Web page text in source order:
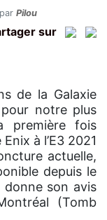
Pilou
sur
de la Galaxie
notre plus
première fois
à l’E3 2021
actuelle,
depuis le
son avis
(Tomb